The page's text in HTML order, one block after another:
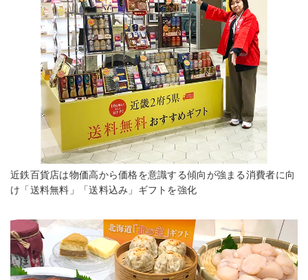
近鉄百貨店は物価高から価格を意識する傾向が強まる消費者に向
け「送料無料」「送料込み」ギフトを強化